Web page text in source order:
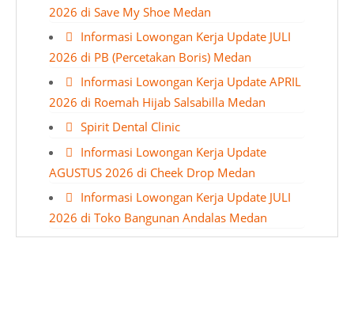
2026 di Save My Shoe Medan
Informasi Lowongan Kerja Update JULI
2026 di PB (Percetakan Boris) Medan
Informasi Lowongan Kerja Update APRIL
2026 di Roemah Hijab Salsabilla Medan
Spirit Dental Clinic
Informasi Lowongan Kerja Update
AGUSTUS 2026 di Cheek Drop Medan
Informasi Lowongan Kerja Update JULI
2026 di Toko Bangunan Andalas Medan